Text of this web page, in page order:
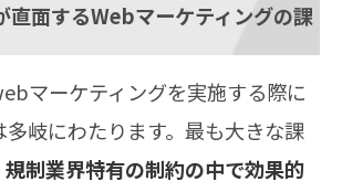
直面するWebマーケティングの課
マーケティングを実施する際に
岐にわたります。最も大きな課
規制業界特有の制約の中で効果的